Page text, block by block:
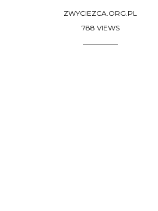
ZWYCIEZCA.ORG.PL
788 VIEWS